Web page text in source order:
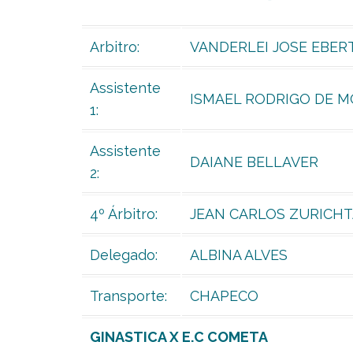
Arbitro: VANDERLEI JOSE
Assistente
1:
ISMAEL RODRIGO DE
Assistente
2:
DAIANE BELLAVER
4º Árbitro: JEAN CARLOS
Delegado: ALBINA ALVES
Transporte: CHAPECO
GINASTICA X E.C COMETA